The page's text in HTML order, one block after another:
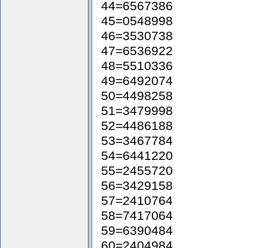
44=6567386
45=0548998
46=3530738
47=6536922
48=5510336
49=6492074
50=4498258
51=3479998
52=4486188
53=3467784
54=6441220
55=2455720
56=3429158
57=2410764
58=7417064
59=6390484